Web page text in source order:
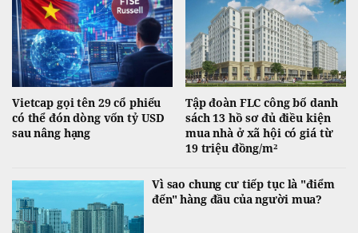
Vietcap gọi tên 29 cổ phiếu
có thể đón dòng vốn tỷ USD
sau nâng hạng
Tập đoàn FLC công bố danh
sách 13 hồ sơ đủ điều kiện
mua nhà ở xã hội có giá từ
19 triệu đồng/m²
Vì sao chung cư tiếp tục là "điểm
đến" hàng đầu của người mua?